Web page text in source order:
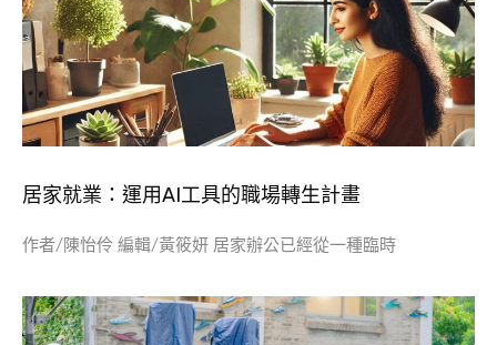
居家就業：運用AI工具的職場轉生計畫
作者/陳怡伶 編輯/黃筱妍 居家辦公已經從一種臨時